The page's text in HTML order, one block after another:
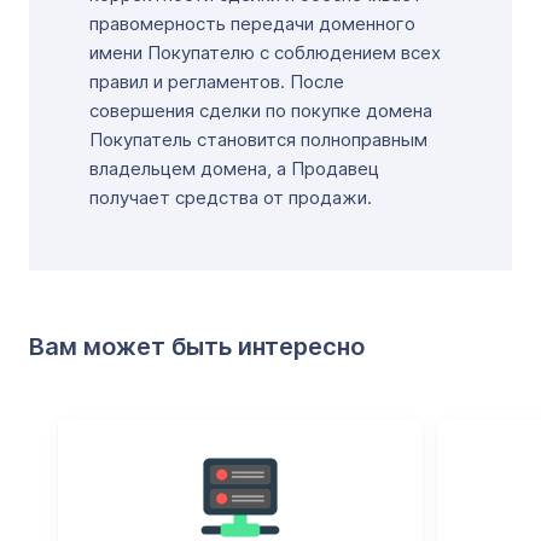
правомерность передачи доменного
имени Покупателю с соблюдением всех
правил и регламентов. После
совершения сделки по покупке домена
Покупатель становится полноправным
владельцем домена, а Продавец
получает средства от продажи.
Вам может быть интересно